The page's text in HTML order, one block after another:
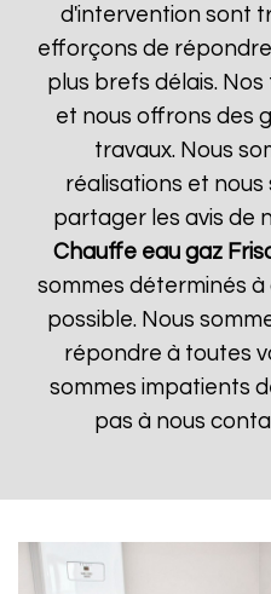
d'intervention sont
efforçons de
plus brefs délais.
et nous offrons des
travaux. Nous
réalisations et nous
partager les avis de
Chauffe eau gaz
sommes déterminés
possible. Nous
répondre à toutes
sommes impatients
pas à nous